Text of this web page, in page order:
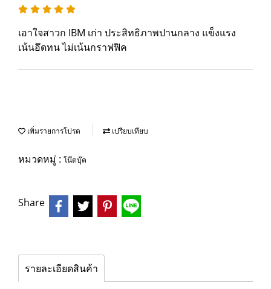
เอาใจสาวก IBM เก่า ประสิทธิภาพปานกลาง แข็งแรง
เน้นอึดทน ไม่เน้นกราฟฟิค
เพิ่มรายการโปรด เปรียบเทียบ
หมวดหมู่ : โน๊ตบุ๊ค
Share
รายละเอียดสินค้า